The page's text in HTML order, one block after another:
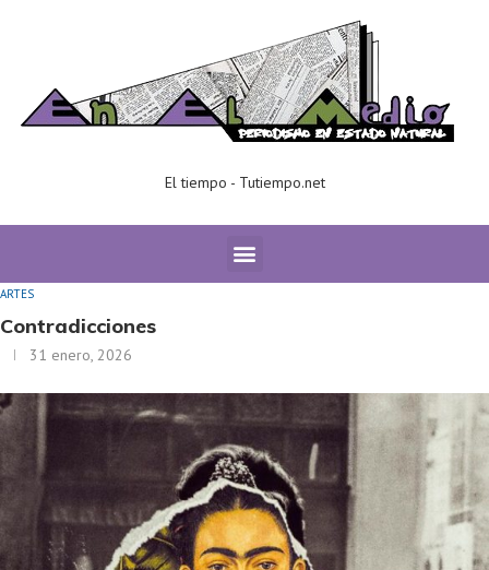
El tiempo - Tutiempo.net
Contradicciones
ARTES
Contradicciones
31 enero, 2026